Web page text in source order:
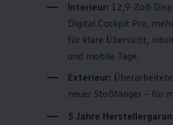
Interieur: 12,9-Zoll-
Digital Cockpit Pro,
für klare Übersicht,
und mobile Tage.
Exterieur:
neuer Stoßfänger – für
5 Jahre